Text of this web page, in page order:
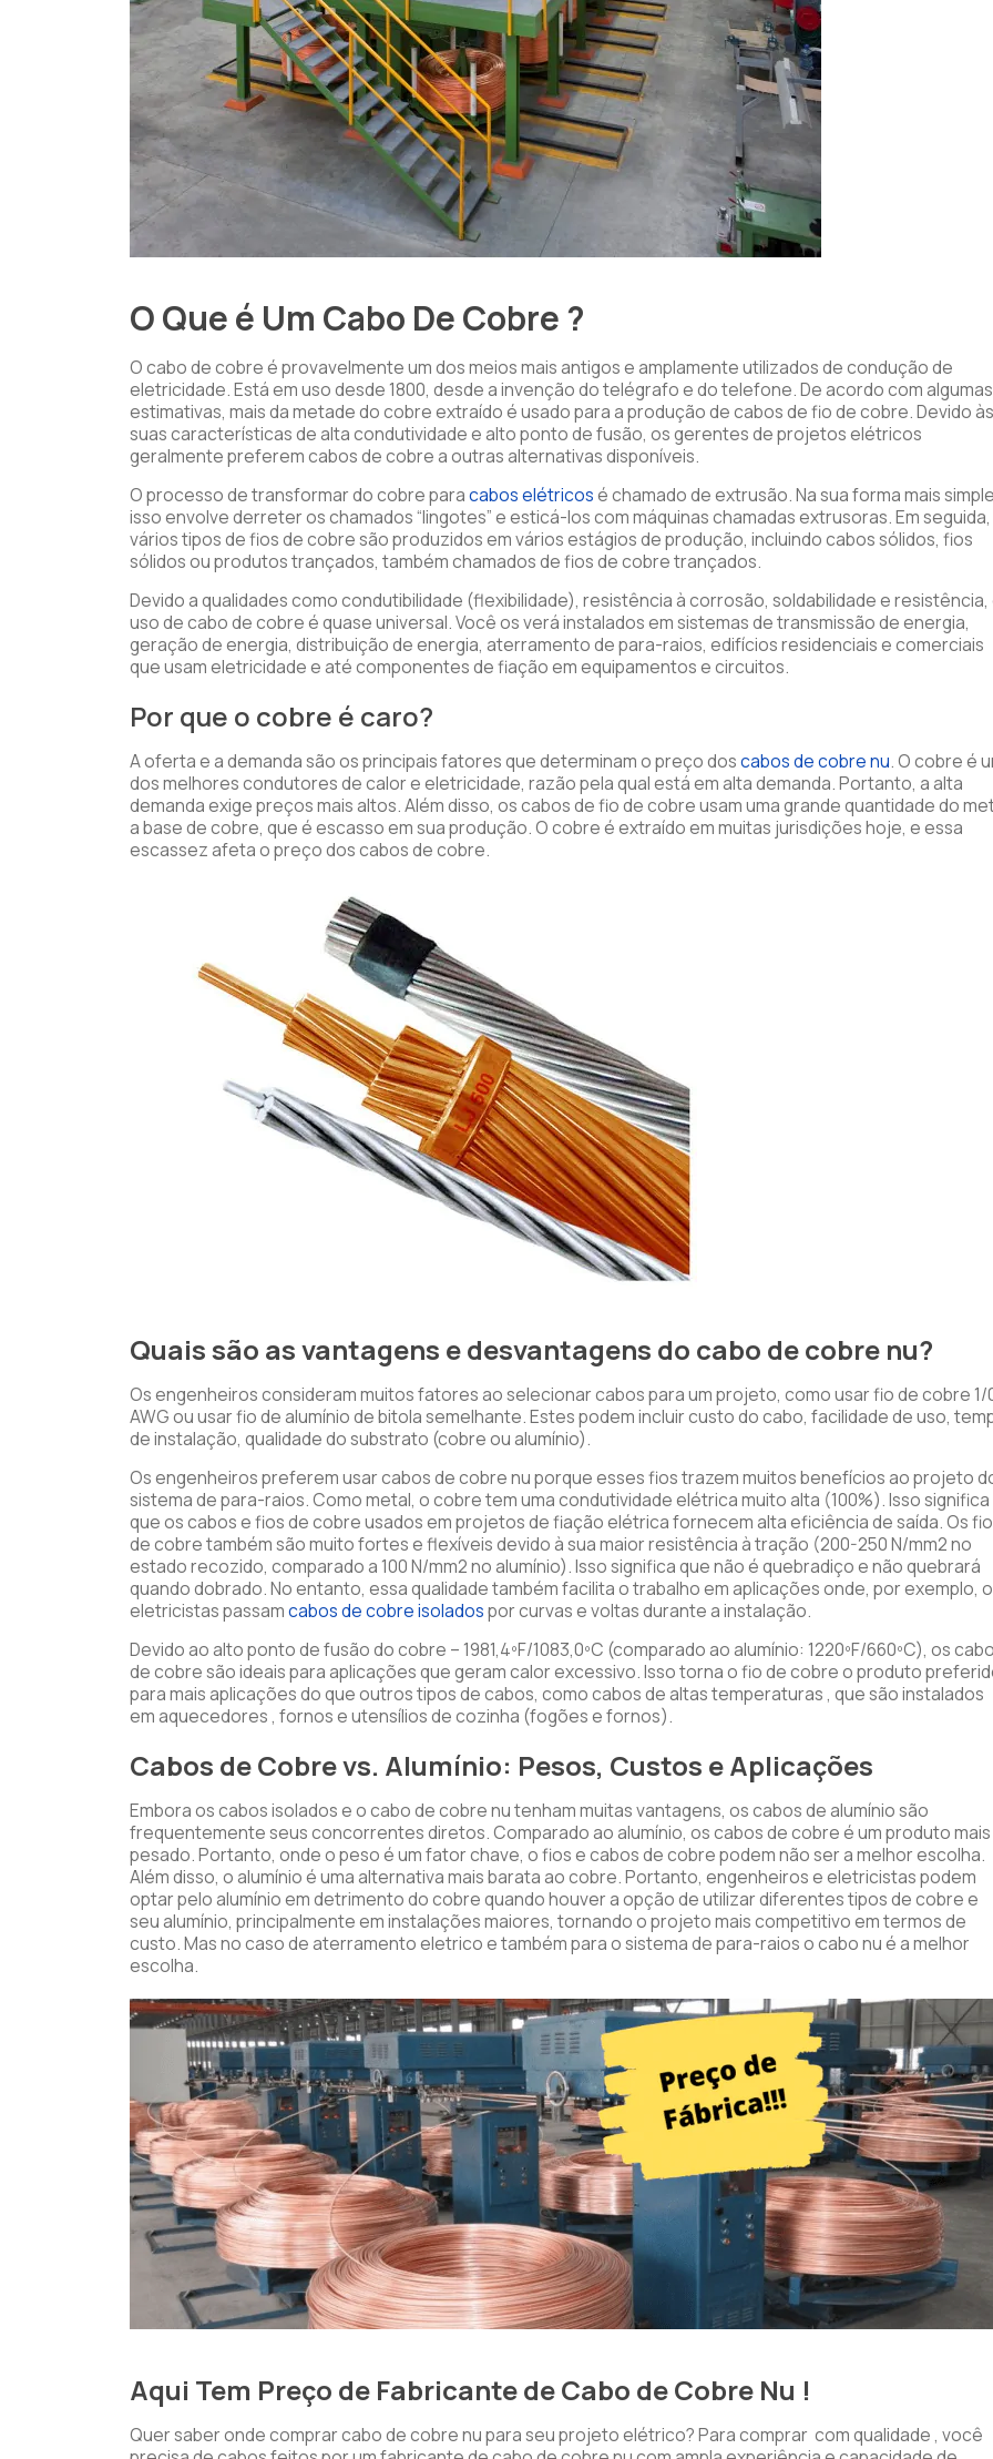
O Que é Um Cabo De Cobre ?
O cabo de cobre é provavelmente um dos meios mais antigos e amplamente utilizados de condução de
eletricidade. Está em uso desde 1800, desde a invenção do telégrafo e do telefone. De acordo com algumas
estimativas, mais da metade do cobre extraído é usado para a produção de cabos de fio de cobre. Devido às
suas características de alta condutividade e alto ponto de fusão, os gerentes de projetos elétricos
geralmente preferem cabos de cobre a outras alternativas disponíveis.
O processo de transformar do cobre paracabos elétricosé chamado de extrusão. Na sua forma mais
isso envolve derreter os chamados “lingotes” e esticá-los com máquinas chamadas extrusoras. Em seguida,
vários tipos de fios de cobre são produzidos em vários estágios de produção, incluindo cabos sólidos, fios
sólidos ou produtos trançados, também chamados de fios de cobre trançados.
Devido a qualidades como condutibilidade (flexibilidade), resistência à corrosão, soldabilidade e resistência,
uso de cabo de cobre é quase universal. Você os verá instalados em sistemas de transmissão de energia,
geração de energia, distribuição de energia, aterramento de para-raios, edifícios residenciais e comerciais
que usam eletricidade e até componentes de fiação em equipamentos e circuitos.
Por que o cobre é caro?
A oferta e a demanda são os principais fatores que determinam o preço doscabos de cobre nu. O cobre é
dos melhores condutores de calor e eletricidade, razão pela qual está em alta demanda. Portanto, a alta
demanda exige preços mais altos. Além disso, os cabos de fio de cobre usam uma grande quantidade do
a base de cobre, que é escasso em sua produção. O cobre é extraído em muitas jurisdições hoje, e essa
escassez afeta o preço dos cabos de cobre.
Quais são as vantagens e desvantagens do cabo de cobre nu?
Os engenheiros consideram muitos fatores ao selecionar cabos para um projeto, como usar fio de cobre 1/
AWG ou usar fio de alumínio de bitola semelhante. Estes podem incluir custo do cabo, facilidade de uso,
de instalação, qualidade do substrato (cobre ou alumínio).
Os engenheiros preferem usar cabos de cobre nu porque esses fios trazem muitos benefícios ao projeto
sistema de para-raios. Como metal, o cobre tem uma condutividade elétrica muito alta (100%). Isso significa
que os cabos e fios de cobre usados ​​em projetos de fiação elétrica fornecem alta eficiência de saída. Os
de cobre também são muito fortes e flexíveis devido à sua maior resistência à tração (200-250 N/mm2 no
estado recozido, comparado a 100 N/mm2 no alumínio). Isso significa que não é quebradiço e não quebrará
quando dobrado. No entanto, essa qualidade também facilita o trabalho em aplicações onde, por exemplo,
eletricistas passamcabos de cobre isoladospor curvas e voltas durante a instalação.
Devido ao alto ponto de fusão do cobre – 1981,4ºF/1083,0ºC (comparado ao alumínio: 1220ºF/660ºC), os
de cobre são ideais para aplicações que geram calor excessivo. Isso torna o fio de cobre o produto
para mais aplicações do que outros tipos de cabos, como cabos de altas temperaturas , que são instalados
em aquecedores , fornos e utensílios de cozinha (fogões e fornos).
Cabos de Cobre vs. Alumínio: Pesos, Custos e Aplicações
Embora os cabos isolados e o cabo de cobre nu tenham muitas vantagens, os cabos de alumínio são
frequentemente seus concorrentes diretos. Comparado ao alumínio, os cabos de cobre é um produto mais
pesado. Portanto, onde o peso é um fator chave, o fios e cabos de cobre podem não ser a melhor escolha.
Além disso, o alumínio é uma alternativa mais barata ao cobre. Portanto, engenheiros e eletricistas podem
optar pelo alumínio em detrimento do cobre quando houver a opção de utilizar diferentes tipos de cobre e
seu alumínio, principalmente em instalações maiores, tornando o projeto mais competitivo em termos de
custo. Mas no caso de aterramento eletrico e também para o sistema de para-raios o cabo nu é a melhor
escolha.
Aqui Tem Preço de Fabricante de Cabo de Cobre Nu !
Quer saber onde comprar cabo de cobre nu para seu projeto elétrico? Para comprar com qualidade , você